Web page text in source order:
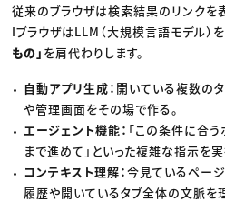
従来のブラウザは検索結果のリンクを
IブラウザはLLM（大規模言語モデル）を
もの」 を肩代わりします。
自動アプリ生成： 開いている複数の
や管理画面をその場で作る。
エージェント機能： 「この条件に合
まで進めて」といった複雑な指示を実
コンテキスト理解：今見ているペー
履歴や開いているタブ全体の文脈を